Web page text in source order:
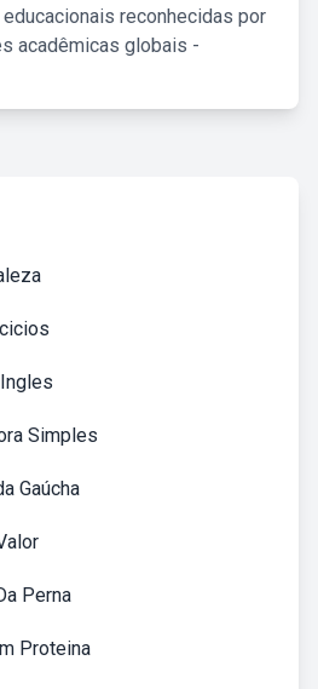
reconhecidas por
acadêmicas globais -
Simples
Gaúcha
Perna
Proteina